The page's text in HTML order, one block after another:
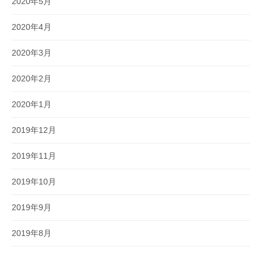
2020年4月
2020年3月
2020年2月
2020年1月
2019年12月
2019年11月
2019年10月
2019年9月
2019年8月